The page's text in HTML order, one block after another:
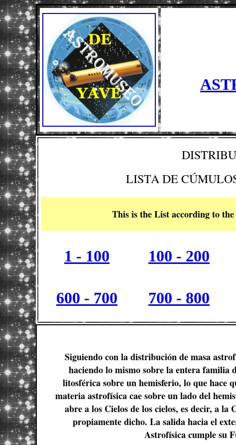
LISTA DE
This is the List according to
1 - 100 100 - 200
600 - 700 700 - 800
Siguiendo con la distribución de masa
haciendo lo mismo sobre la entera familia
litosférica sobre un hemisferio, lo que hace
materia astrofísica cae sobre un lado del
abre a los Cielos de los cielos, es decir, a
propiamente dicho. La salida hacia el
Astrofísica cumple su